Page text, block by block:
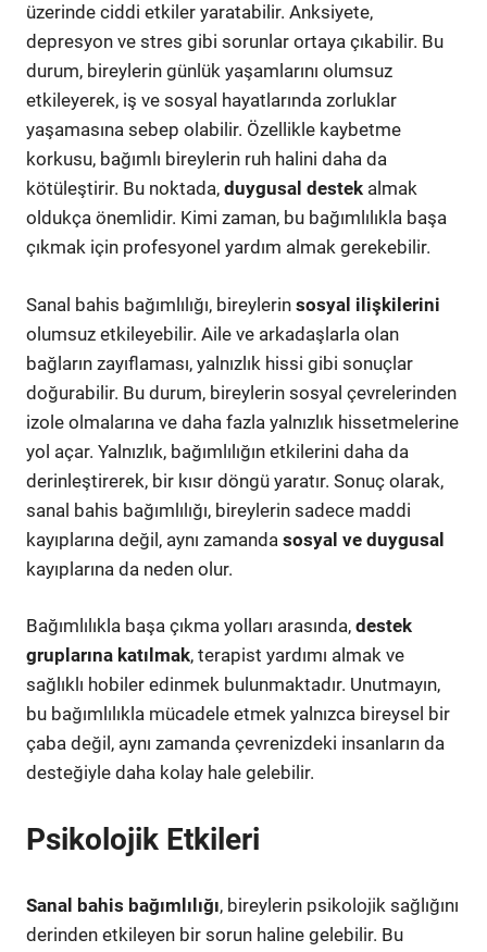
üzerinde ciddi etkiler yaratabilir. Anksiyete,
depresyon ve stres gibi sorunlar ortaya çıkabilir. Bu
durum, bireylerin günlük yaşamlarını olumsuz
etkileyerek, iş ve sosyal hayatlarında zorluklar
yaşamasına sebep olabilir. Özellikle kaybetme
korkusu, bağımlı bireylerin ruh halini daha da
kötüleştirir. Bu noktada, duygusal destek almak
oldukça önemlidir. Kimi zaman, bu bağımlılıkla başa
çıkmak için profesyonel yardım almak gerekebilir.
Sanal bahis bağımlılığı, bireylerin sosyal ilişkilerini
olumsuz etkileyebilir. Aile ve arkadaşlarla olan
bağların zayıflaması, yalnızlık hissi gibi sonuçlar
doğurabilir. Bu durum, bireylerin sosyal çevrelerinden
izole olmalarına ve daha fazla yalnızlık hissetmelerine
yol açar. Yalnızlık, bağımlılığın etkilerini daha da
derinleştirerek, bir kısır döngü yaratır. Sonuç olarak,
sanal bahis bağımlılığı, bireylerin sadece maddi
kayıplarına değil, aynı zamanda sosyal ve duygusal
kayıplarına da neden olur.
Bağımlılıkla başa çıkma yolları arasında, destek
gruplarına katılmak, terapist yardımı almak ve
sağlıklı hobiler edinmek bulunmaktadır. Unutmayın,
bu bağımlılıkla mücadele etmek yalnızca bireysel bir
çaba değil, aynı zamanda çevrenizdeki insanların da
desteğiyle daha kolay hale gelebilir.
Psikolojik Etkileri
Sanal bahis bağımlılığı, bireylerin psikolojik sağlığını
derinden etkileyen bir sorun haline gelebilir. Bu